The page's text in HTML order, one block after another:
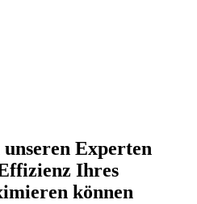
unseren Experten
Ihres
können